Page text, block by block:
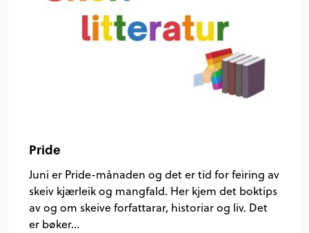
Pride
Juni er Pride-månaden og det er tid for feiring av
skeiv kjærleik og mangfald. Her kjem det boktips
av og om skeive forfattarar, historiar og liv. Det
er bøker…